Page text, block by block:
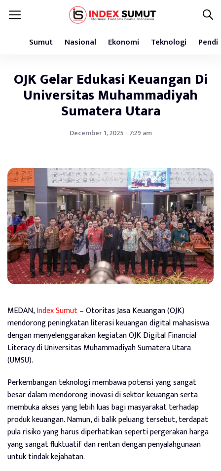
Sumut Nasional Ekonomi Teknologi
OJK Gelar Edukasi Keuangan Di
Universitas Muhammadiyah
Sumatera Utara
December 1, 2025 - 7:29 am
MEDAN,Index Sumut– Otoritas Jasa Keuangan (OJK)
mendorong peningkatan literasi keuangan digital mahasiswa
dengan menyelenggarakan kegiatan OJK Digital Financial
Literacy di Universitas Muhammadiyah Sumatera Utara
(UMSU).
Perkembangan teknologi membawa potensi yang sangat
besar dalam mendorong inovasi di sektor keuangan serta
membuka akses yang lebih luas bagi masyarakat terhadap
produk keuangan. Namun, di balik peluang tersebut, terdapat
pula risiko yang harus diperhatikan seperti pergerakan harga
yang sangat fluktuatif dan rentan dengan penyalahgunaan
untuk tindak kejahatan.